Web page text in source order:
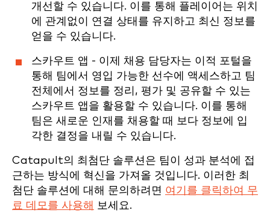
개선할 수 있습니다. 이를 통해 플레이어는 위치
에 관계없이 연결 상태를 유지하고 최신 정보를
얻을 수 있습니다.
스카우트 앱 - 이제 채용 담당자는 이적 포털을
통해 팀에서 영입 가능한 선수에 액세스하고 팀
전체에서 정보를 정리, 평가 및 공유할 수 있는
스카우트 앱을 활용할 수 있습니다. 이를 통해
팀은 새로운 인재를 채용할 때 보다 정보에 입
각한 결정을 내릴 수 있습니다.
Catapult의 최첨단 솔루션은 팀이 성과 분석에 접
근하는 방식에 혁신을 가져올 것입니다. 이러한 최
첨단 솔루션에 대해 문의하려면 여기를 클릭하여 무
료 데모를 사용해 보세요.